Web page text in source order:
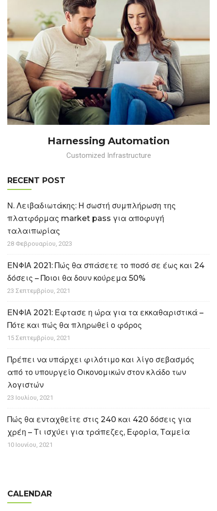
Harnessing Automation
Customized Infrastructure
RECENT POST
Ν. Λειβαδιωτάκης: Η σωστή συμπλήρωση της
πλατφόρμας market pass για αποφυγή
ταλαιπωρίας
28 Φεβρουαρίου, 2023
ΕΝΦΙΑ 2021: Πώς θα σπάσετε το ποσό σε έως και 24
δόσεις – Ποιοι θα δουν κούρεμα 50%
23 Σεπτεμβρίου, 2021
ΕΝΦΙΑ 2021: Έφτασε η ώρα για τα εκκαθαριστικά –
Πότε και πώς θα πληρωθεί ο φόρος
15 Σεπτεμβρίου, 2021
Πρέπει να υπάρχει φιλότιμο και λίγο σεβασμός
από το υπουργείο Οικονομικών στον κλάδο των
λογιστών
23 Ιουλίου, 2021
Πώς θα ενταχθείτε στις 240 και 420 δόσεις για
χρέη – Τι ισχύει για τράπεζες, Εφορία, Ταμεία
10 Ιουνίου, 2021
CALENDAR